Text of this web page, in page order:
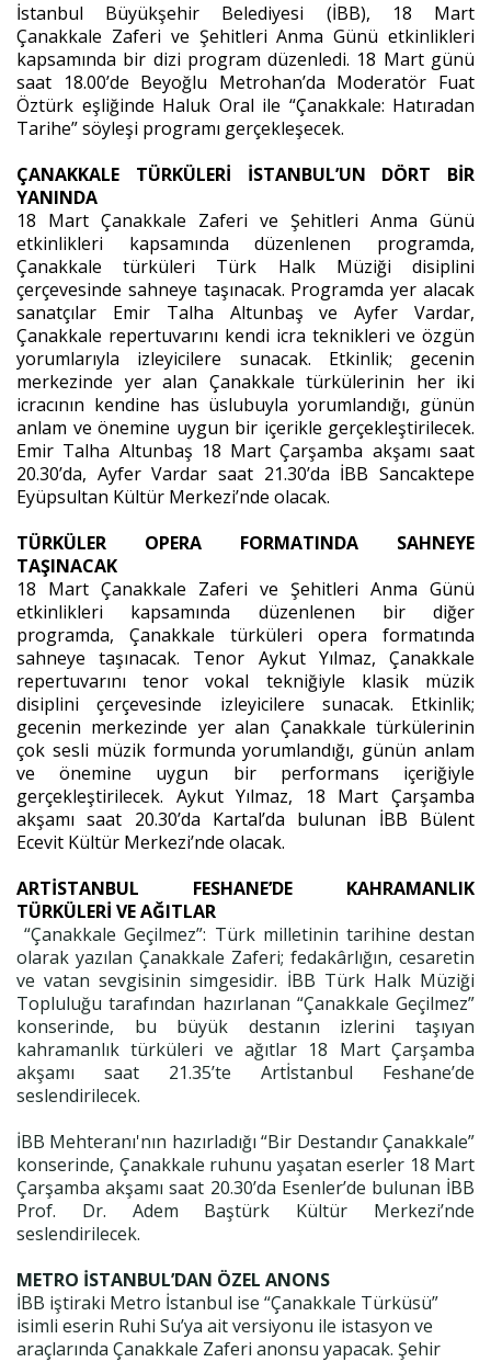
İstanbul Büyükşehir Belediyesi (İBB), 18 Mart
Çanakkale Zaferi ve Şehitleri Anma Günü etkinlikleri
kapsamında bir dizi program düzenledi. 18 Mart günü
saat 18.00’de Beyoğlu Metrohan’da Moderatör Fuat
Öztürk eşliğinde Haluk Oral ile “Çanakkale: Hatıradan
Tarihe” söyleşi programı gerçekleşecek.
ÇANAKKALE TÜRKÜLERİ İSTANBUL’UN DÖRT BİR
YANINDA
18 Mart Çanakkale Zaferi ve Şehitleri Anma Günü
etkinlikleri kapsamında düzenlenen programda,
Çanakkale türküleri Türk Halk Müziği disiplini
çerçevesinde sahneye taşınacak. Programda yer alacak
sanatçılar Emir Talha Altunbaş ve Ayfer Vardar,
Çanakkale repertuvarını kendi icra teknikleri ve özgün
yorumlarıyla izleyicilere sunacak. Etkinlik; gecenin
merkezinde yer alan Çanakkale türkülerinin her iki
icracının kendine has üslubuyla yorumlandığı, günün
anlam ve önemine uygun bir içerikle gerçekleştirilecek.
Emir Talha Altunbaş 18 Mart Çarşamba akşamı saat
20.30’da, Ayfer Vardar saat 21.30’da İBB Sancaktepe
Eyüpsultan Kültür Merkezi’nde olacak.
TÜRKÜLER OPERA FORMATINDA SAHNEYE
TAŞINACAK
18 Mart Çanakkale Zaferi ve Şehitleri Anma Günü
etkinlikleri kapsamında düzenlenen bir diğer
programda, Çanakkale türküleri opera formatında
sahneye taşınacak. Tenor Aykut Yılmaz, Çanakkale
repertuvarını tenor vokal tekniğiyle klasik müzik
disiplini çerçevesinde izleyicilere sunacak. Etkinlik;
gecenin merkezinde yer alan Çanakkale türkülerinin
çok sesli müzik formunda yorumlandığı, günün anlam
ve önemine uygun bir performans içeriğiyle
gerçekleştirilecek. Aykut Yılmaz, 18 Mart Çarşamba
akşamı saat 20.30’da Kartal’da bulunan İBB Bülent
Ecevit Kültür Merkezi’nde olacak.
ARTİSTANBUL FESHANE’DE
KAHRAMANLIK
TÜRKÜLERİ VE AĞITLAR
“Çanakkale Geçilmez”: Türk milletinin tarihine destan
olarak yazılan Çanakkale Zaferi; fedakârlığın, cesaretin
ve vatan sevgisinin simgesidir. İBB Türk Halk Müziği
Topluluğu tarafından hazırlanan “Çanakkale Geçilmez”
konserinde, bu büyük destanın izlerini taşıyan
kahramanlık türküleri ve ağıtlar 18 Mart Çarşamba
akşamı saat 21.35’te Artİstanbul Feshane’de
seslendirilecek.
İBB Mehteranı'nın hazırladığı “Bir Destandır Çanakkale”
konserinde, Çanakkale ruhunu yaşatan eserler 18 Mart
Çarşamba akşamı saat 20.30’da Esenler’de bulunan İBB
Prof. Dr. Adem Baştürk Kültür Merkezi’nde
seslendirilecek.
METRO İSTANBUL’DAN ÖZEL ANONS
İBB iştiraki Metro İstanbul ise “Çanakkale Türküsü”
isimli eserin Ruhi Su’ya ait versiyonu ile istasyon ve
araçlarında Çanakkale Zaferi anonsu yapacak. Şehir